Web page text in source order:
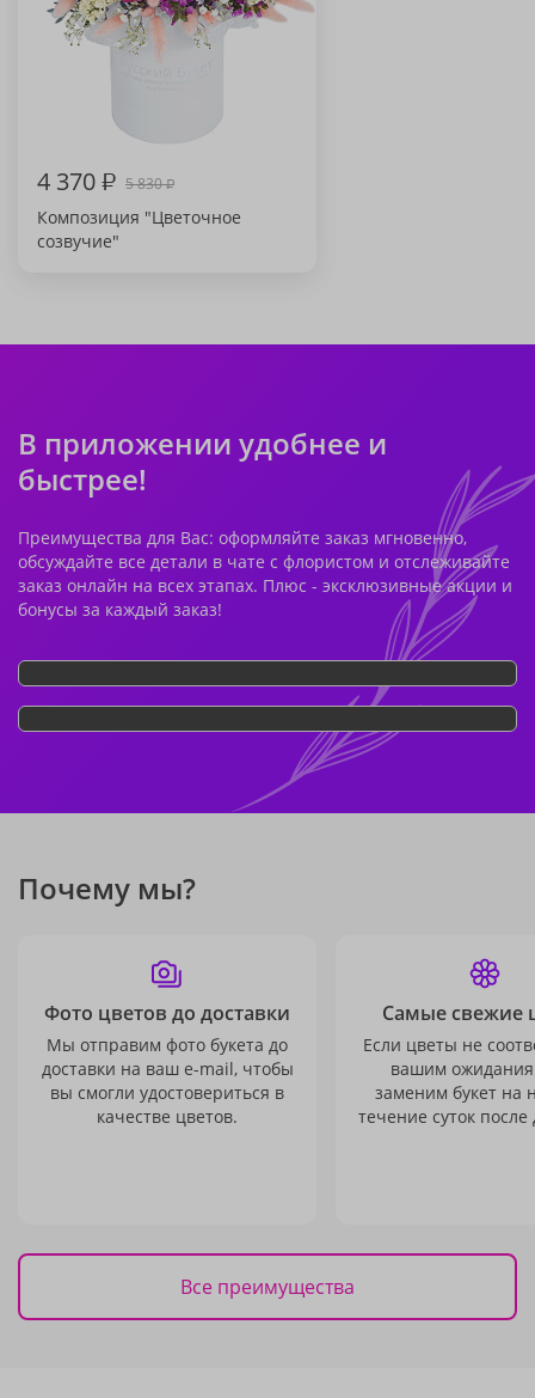
4 370₽ 5 830₽
Композиция "Цветочное
созвучие"
В приложении удобнее и
быстрее!
Преимущества для Вас: оформляйте заказ мгновенно,
обсуждайте все детали в чате с флористом и отслеживайте
заказ онлайн на всех этапах. Плюс - эксклюзивные акции и
бонусы за каждый заказ!
Почему мы?
Фото цветов до доставки
Мы отправим фото букета до
доставки на ваш e-mail, чтобы
вы смогли удостовериться в
качестве цветов.
Самые свежие
Если цветы не
вашим
заменим букет на
течение суток после
Все преимущества